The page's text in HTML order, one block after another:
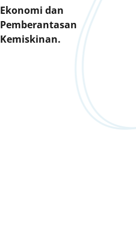
Ekonomi dan
Pemberantasan
Kemiskinan.